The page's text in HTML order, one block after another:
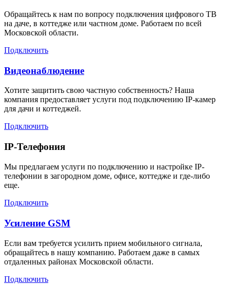
Обращайтесь к нам по вопросу подключения цифрового ТВ
на даче, в коттедже или частном доме. Работаем по всей
Московской области.
Подключить
Видеонаблюдение
Хотите защитить свою частную собственность? Наша
компания предоставляет услуги под подключению IP-камер
для дачи и коттеджей.
Подключить
IP-Телефония
Мы предлагаем услуги по подключению и настройке IP-
телефонии в загородном доме, офисе, коттедже и где-либо
еще.
Подключить
Усиление GSM
Если вам требуется усилить прием мобильного сигнала,
обращайтесь в нашу компанию. Работаем даже в самых
отдаленных районах Московской области.
Подключить